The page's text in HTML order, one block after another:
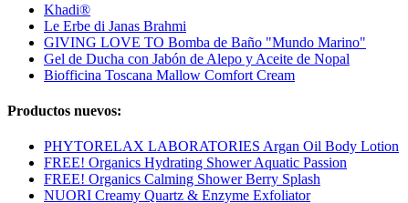
Khadi®
Le Erbe di Janas Brahmi
GIVING LOVE TO Bomba de Baño "Mundo Marino"
Gel de Ducha con Jabón de Alepo y Aceite de Nopal
Biofficina Toscana Mallow Comfort Cream
Productos nuevos:
PHYTORELAX LABORATORIES Argan Oil Body Lotion
FREE! Organics Hydrating Shower Aquatic Passion
FREE! Organics Calming Shower Berry Splash
NUORI Creamy Quartz & Enzyme Exfoliator